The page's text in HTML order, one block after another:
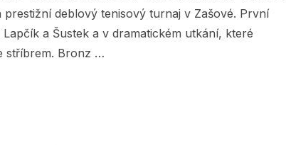
deblový tenisový turnaj v Zašové. První
a Šustek a v dramatickém utkání, které
stříbrem. Bronz …